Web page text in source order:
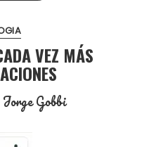
VEZ MÁS
Jorge Gobbi